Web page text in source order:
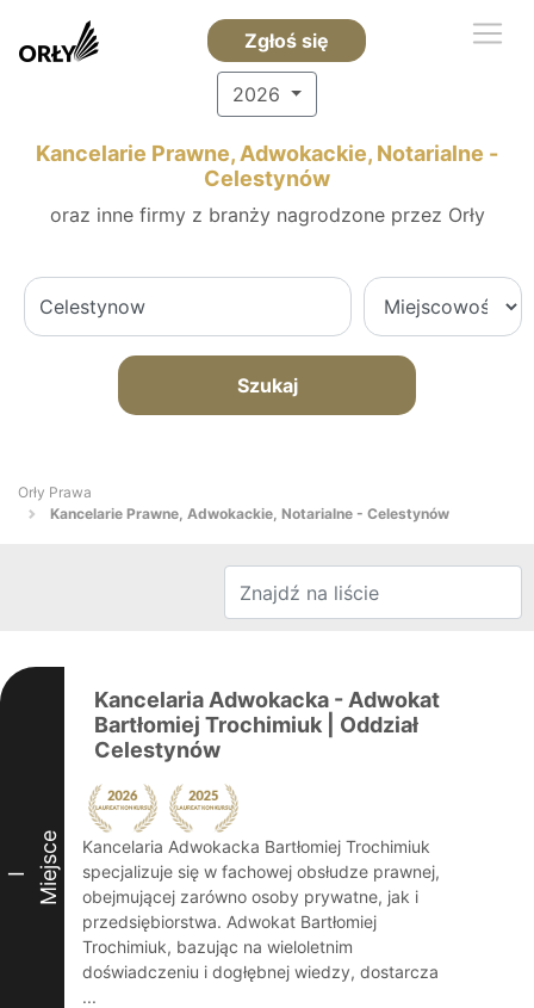
Zgłoś się
2026
Kancelarie Prawne, Adwokackie, Notarialne -
Celestynów
oraz inne firmy z branży nagrodzone przez Orły
Szukaj
Orły Prawa
Kancelarie Prawne, Adwokackie, Notarialne - Celestynów
I Miejsce
Kancelaria Adwokacka - Adwokat
Bartłomiej Trochimiuk | Oddział
Celestynów
Kancelaria Adwokacka Bartłomiej Trochimiuk
specjalizuje się w fachowej obsłudze prawnej,
obejmującej zarówno osoby prywatne, jak i
przedsiębiorstwa. Adwokat Bartłomiej
Trochimiuk, bazując na wieloletnim
doświadczeniu i dogłębnej wiedzy, dostarcza
...